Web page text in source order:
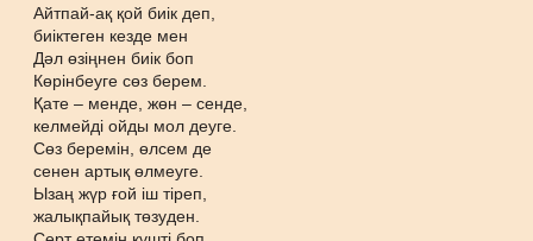
Айтпай-ақ қой биік деп,
биіктеген кезде мен
Дәл өзіңнен биік боп
Көрінбеуге сөз берем.
Қате – менде, жөн – сенде,
келмейді ойды мол деуге.
Сөз беремін, өлсем де
сенен артық өлмеуге.
Ызаң жүр ғой іш тіреп,
жалықпайық төзуден.